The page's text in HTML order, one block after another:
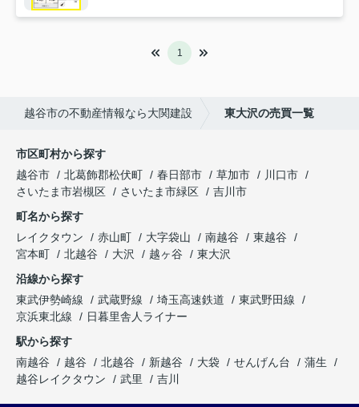
1
越谷市の不動産情報なら大関建設 東大沢の売買一覧
市区町村から探す
越谷市
北葛飾郡松伏町 春日部市 草加市
川口市
さいたま市岩槻区
さいたま市緑区
吉川市
町名から探す
レイクタウン
赤山町 大字袋山 南越谷
東越谷
宮本町
北越谷 大沢 越ヶ谷
東大沢
沿線から探す
東武伊勢崎線
武蔵野線 埼玉高速鉄道
東武野田線
京浜東北線
日暮里舎人ライナー
駅から探す
南越谷
越谷 北越谷 新越谷 大袋 せんげん台
蒲生
越谷レイクタウン
武里 吉川